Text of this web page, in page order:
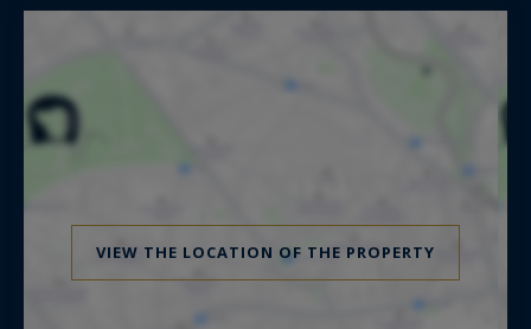
VIEW THE LOCATION OF THE PROPERTY